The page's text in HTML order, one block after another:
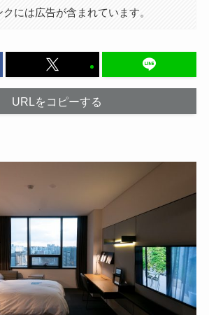
には広告が含まれています。
URLをコピーする